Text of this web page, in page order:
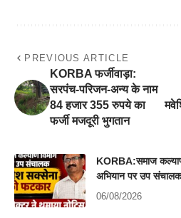
PREVIOUS ARTICLE
KORBA फर्जीवाड़ा:
सरपंच-परिजन-अन्य के नाम
84 हजार 355 रुपये का
फर्जी मजदूरी भुगतान
KORBA:समाज
अभियान पर उप संचालक
06/08/2026